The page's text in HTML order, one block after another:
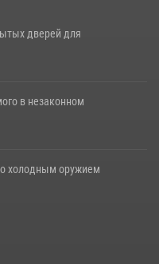
дверей для
в незаконном
холодным оружием